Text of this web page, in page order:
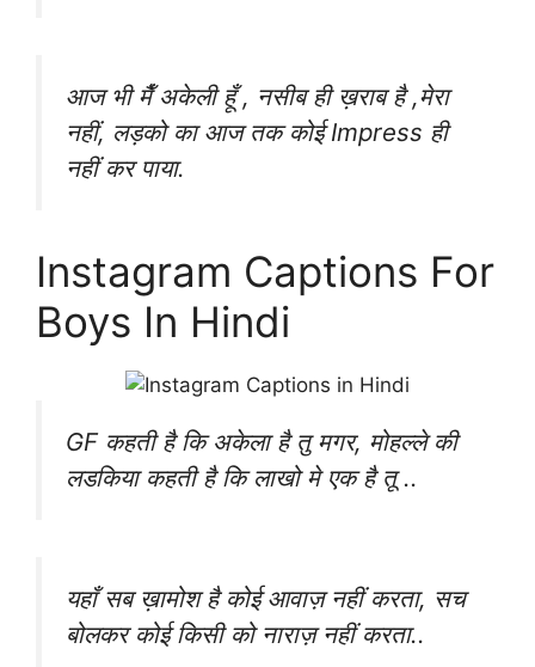
आज भी मैँ अकेली हूँ , नसीब ही ख़राब है ,मेरा
नहीं, लड़को का आज तक कोई Impress ही
नहीं कर पाया.
Instagram Captions For
Boys In Hindi
GF‬ कहती है कि अकेला है तु मगर, मोहल्ले की
लडकिया‬ कहती है कि ‪लाखो‬ मे एक है तू ..
यहाँ सब ख़ामोश है कोई आवाज़ नहीं करता, सच
बोलकर कोई किसी को नाराज़ नहीं करता..